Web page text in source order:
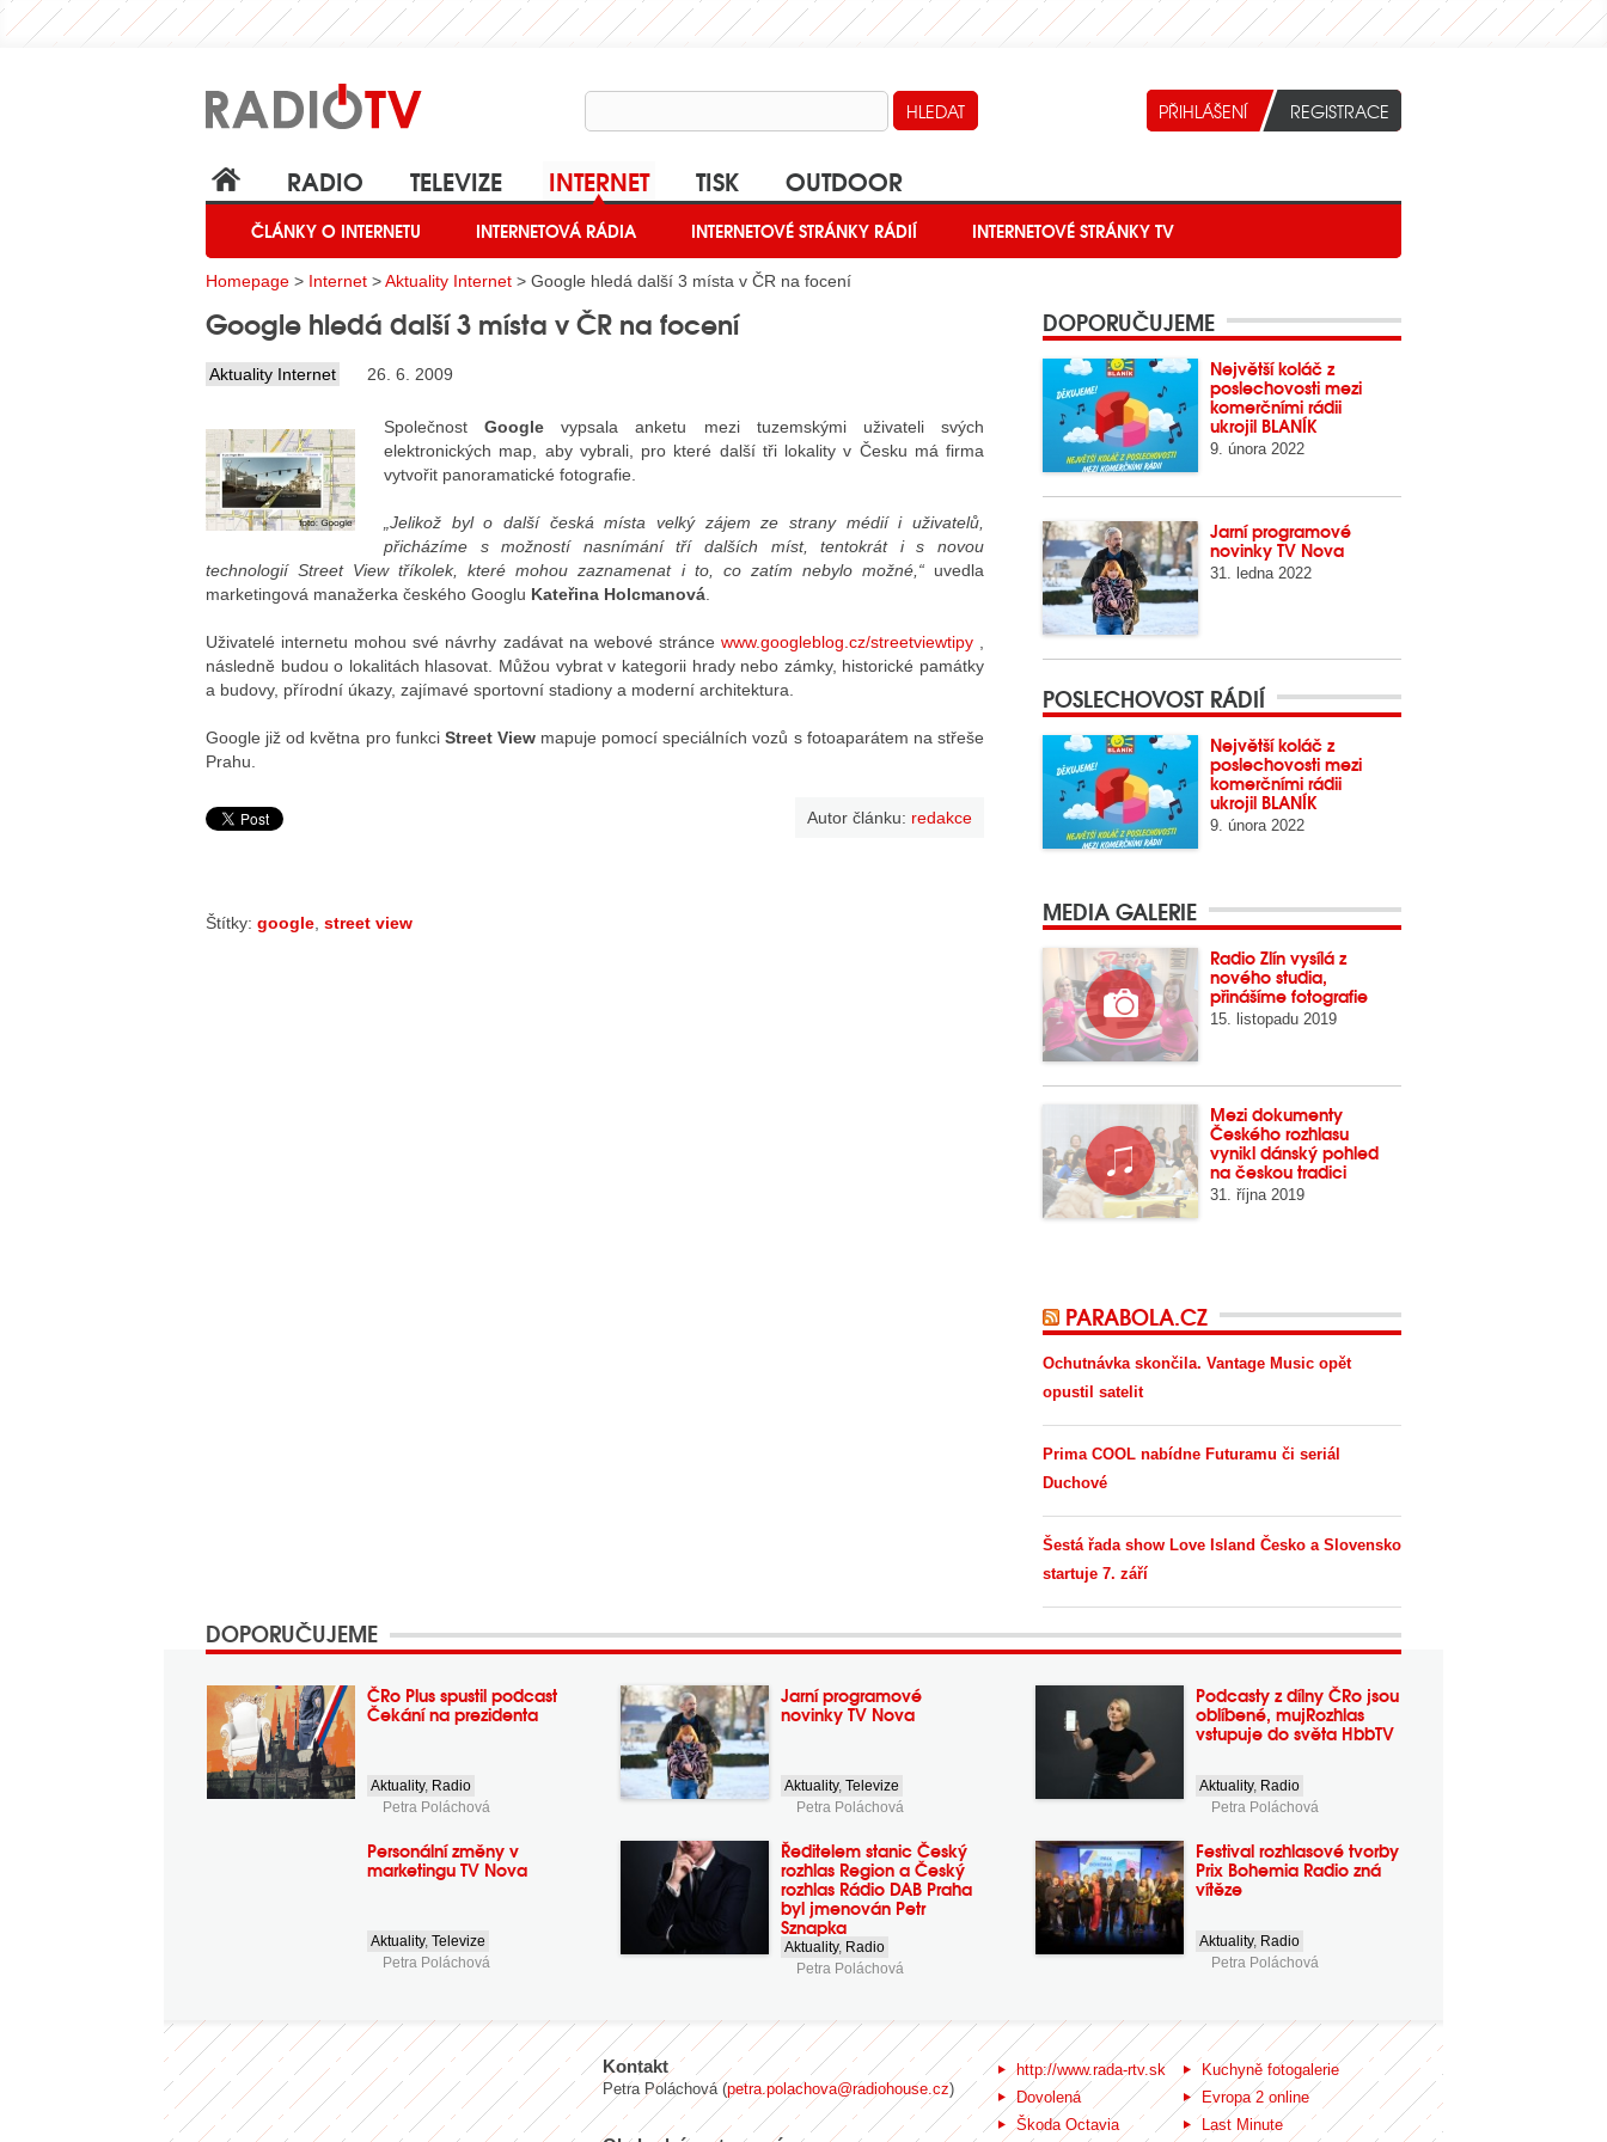
RADIO TELEVIZE INTERNET
ČLÁNKY O INTERNETU INTERNETOVÁ RÁDIA INTERNETOVÉ STRÁNKY RÁDIÍ INTERNETOVÉ STRÁNKY TV
TISK OUTDOOR
Homepage > Internet >Aktuality Internet > Google hledá další 3 místa v ČR na focení
Google hledá další 3 místa v ČR na focení
Aktuality Internet 26. 6. 2009
SpolečnostGoogle vypsala anketu mezi tuzemskými uživateli svých
elektronických map, aby vybrali, pro které další tři lokality v Česku má firma
vytvořit panoramatické fotografie.
„Jelikož byl o další česká místa velký zájem ze strany médií i uživatelů,
přicházíme s možností nasnímání tří dalších míst, tentokrát i s novou
technologií Street View tříkolek, které mohou zaznamenat i to, co zatím nebylo možné,“uvedla
marketingová manažerka českého Googlu Kateřina Holcmanová
Uživatelé internetu mohou své návrhy zadávat na webové stránce www.googleblog.cz/streetviewtipy,
následně budou o lokalitách hlasovat. Můžou vybrat v kategorii hrady nebo zámky, historické památky
a budovy, přírodní úkazy, zajímavé sportovní stadiony a moderní architektura.
Google již od května pro funkci Street Viewmapuje pomocí speciálních vozů s fotoaparátem na střeše
Prahu.
Autor článku: redakce
Štítky: google street view
DOPORUČUJEME
Největší koláč z
poslechovosti mezi
komerčními rádii
ukrojil BLANÍK
9. února 2022
Jarní programové
novinky TV Nova
31. ledna 2022
POSLECHOVOST RÁDIÍ
Největší koláč z
poslechovosti mezi
komerčními rádii
ukrojil BLANÍK
9. února 2022
MEDIA GALERIE
Radio Zlín vysílá z
nového studia,
přinášíme fotografie
15. listopadu 2019
Mezi dokumenty
Českého rozhlasu
vynikl dánský pohled
na českou tradici
31. října 2019
PARABOLA.CZ
Ochutnávka skončila. Vantage Music opět
opustil satelit
Prima COOL nabídne Futuramu či seriál
Duchové
Šestá řada show Love Island Česko a Slovensko
startuje 7. září
DOPORUČUJEME
ČRo Plus spustil podcast
Čekání na prezidenta
Aktuality, Radio
Petra Poláchová
Jarní programové
novinky TV Nova
Aktuality,Televize
Petra Poláchová
Podcasty z dílny ČRo jsou
oblíbené, mujRozhlas
vstupuje do světa HbbTV
Aktuality, Radio
Petra Poláchová
Personální změny v
marketingu TV Nova
Aktuality,Televize
Petra Poláchová
Ředitelem stanic Český
rozhlas Region a Český
rozhlas Rádio DAB Praha
byl jmenován Petr
Sznapka
Aktuality, Radio
Petra Poláchová
Festival rozhlasové tvorby
Prix Bohemia Radio zná
vítěze
Aktuality, Radio
Petra Poláchová
Kontakt
Petra Poláchová (petra.polachova@radiohouse.cz)
http://www.rada-rtv.sk
Kuchyně fotogalerie
Dovolená
Evropa 2 online
Škoda Octavia
Last Minute